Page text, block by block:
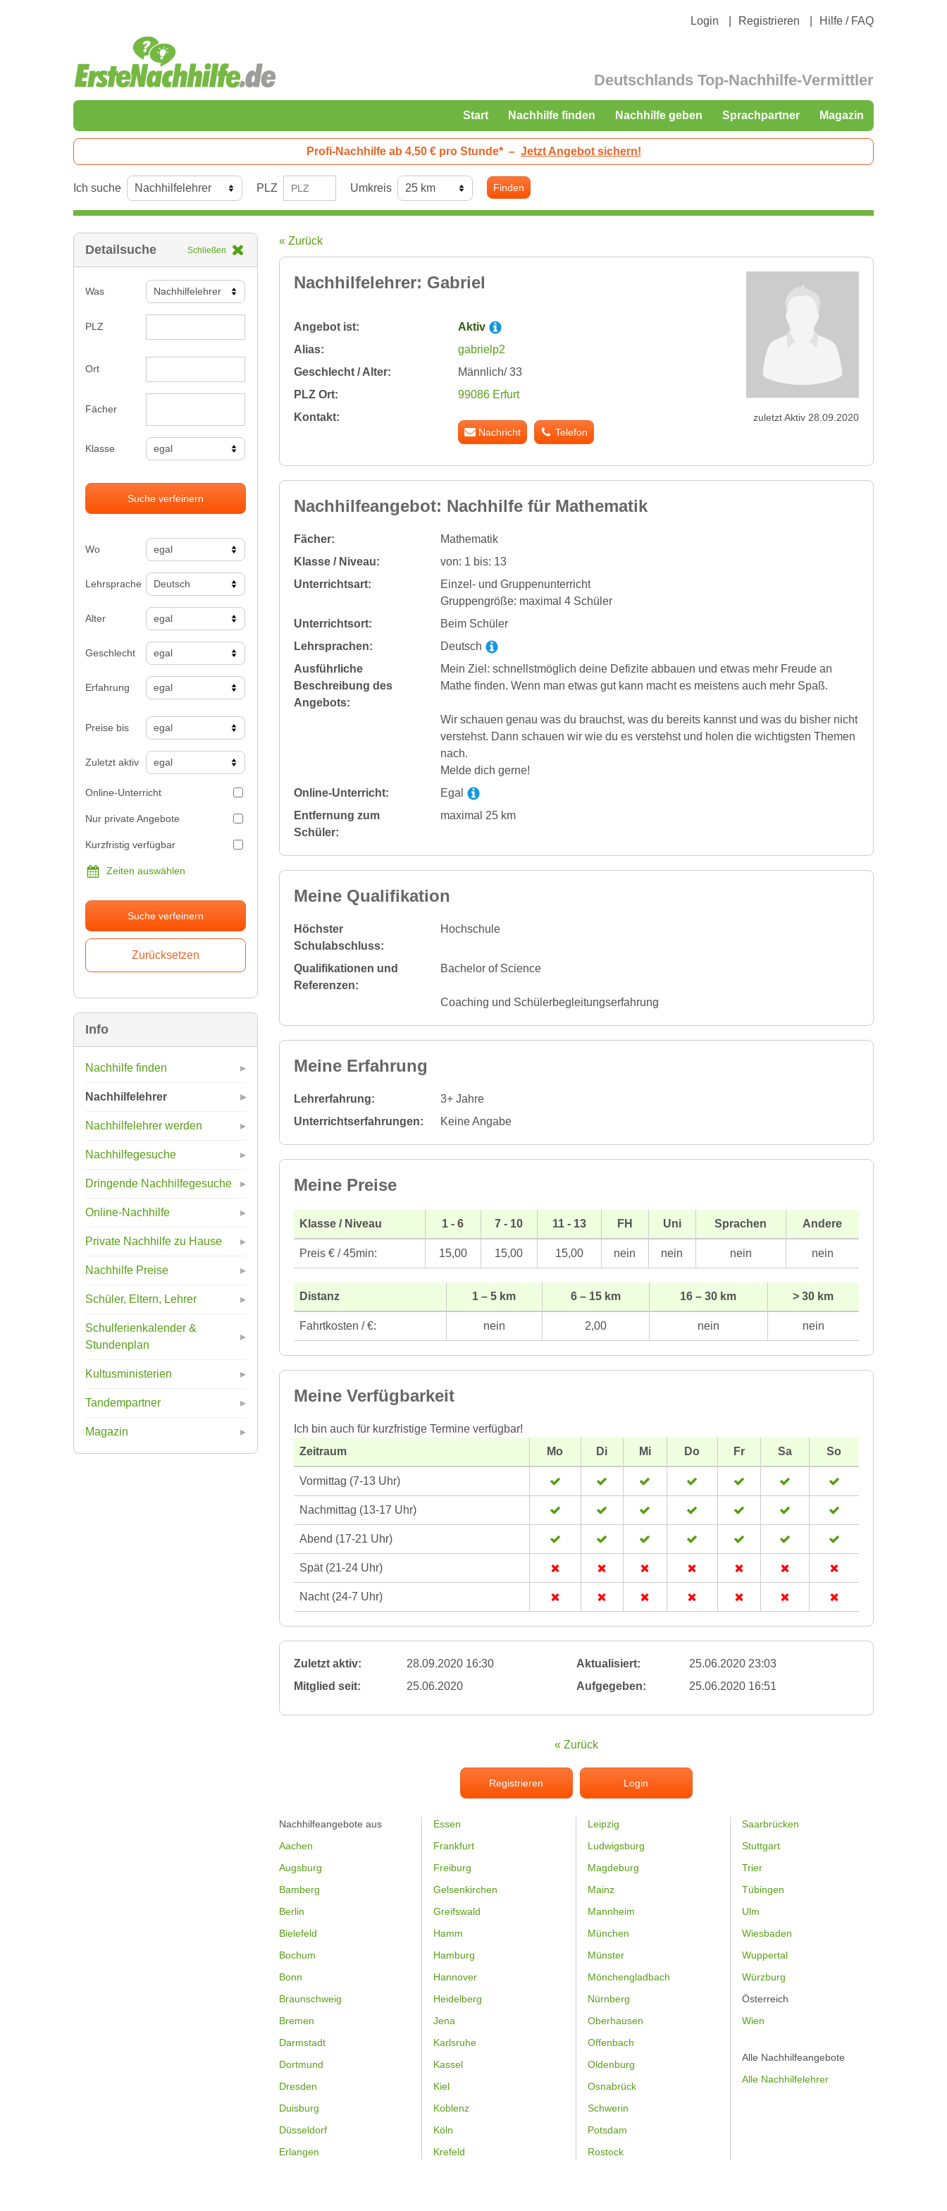
Login Registrieren Hilfe / FAQ
Deutschlands Top-Nachhilfe-Vermittler
Start Nachhilfe finden Nachhilfe geben Sprachpartner Magazin
Profi-Nachhilfe ab 4,50 € pro Stunde* – Jetzt Angebot sichern!
Ich suche PLZ Umkreis Finden
Detailsuche Schließen
Was
PLZ
Ort
Fächer
Klasse
Suche verfeinern
Wo
Lehrsprache
Alter
Geschlecht
Erfahrung
Preise bis
Zuletzt aktiv
Online-Unterricht
Nur private Angebote
Kurzfristig verfügbar
Zeiten auswählen
Suche verfeinern
Info
Nachhilfe finden
Nachhilfelehrer
Nachhilfelehrer werden
Nachhilfegesuche
Dringende Nachhilfegesuche
Online-Nachhilfe
Private Nachhilfe zu Hause
Nachhilfe Preise
Schüler, Eltern, Lehrer
Schulferienkalender &
Stundenplan
Kultusministerien
Tandempartner
Magazin
« Zurück
Nachhilfelehrer: Gabriel
Angebot ist:
Aktiv
Alias:
gabrielp2
Geschlecht / Alter:
Männlich/ 33
PLZ Ort:
99086 Erfurt
Kontakt:
Nachricht Telefon
zuletzt Aktiv 28.09.2020
Nachhilfeangebot: Nachhilfe für Mathematik
Fächer:
Mathematik
Klasse / Niveau:
von: 1 bis: 13
Unterrichtsart:
Einzel- und Gruppenunterricht
Gruppengröße: maximal 4 Schüler
Unterrichtsort:
Beim Schüler
Lehrsprachen:
Deutsch
Ausführliche
Beschreibung des
Angebots:
Mein Ziel: schnellstmöglich deine Defizite abbauen und etwas mehr Freude an
Mathe finden. Wenn man etwas gut kann macht es meistens auch mehr Spaß.
Wir schauen genau was du brauchst, was du bereits kannst und was du bisher nicht
verstehst. Dann schauen wir wie du es verstehst und holen die wichtigsten Themen
nach.
Melde dich gerne!
Online-Unterricht:
Egal
Entfernung zum
Schüler:
maximal 25 km
Meine Qualifikation
Höchster
Schulabschluss:
Hochschule
Qualifikationen und
Referenzen:
Bachelor of Science
Coaching und Schülerbegleitungserfahrung
Meine Erfahrung
Lehrerfahrung:
3+ Jahre
Unterrichtserfahrungen:
Keine Angabe
Meine Preise
Klasse / Niveau 1 - 6 7 - 10 11 - 13 FH Uni Sprachen Andere
Preis € / 45min: 15,00 15,00 15,00 nein nein nein nein
Distanz 1 – 5 km 6 – 15 km 16 – 30 km > 30 km
Fahrtkosten / €: nein 2,00 nein nein
Meine Verfügbarkeit
Ich bin auch für kurzfristige Termine verfügbar!
Zeitraum
Mo Di Mi Do Fr Sa So
Vormittag (7-13 Uhr)
Nachmittag (13-17 Uhr)
Abend (17-21 Uhr)
Spät (21-24 Uhr)
Nacht (24-7 Uhr)
Zuletzt aktiv: 28.09.2020 16:30 Aktualisiert:
25.06.2020 23:03
Mitglied seit:
25.06.2020 Aufgegeben: 25.06.2020 16:51
« Zurück
Registrieren Login
Nachhilfeangebote aus
Aachen
Augsburg
Bamberg
Berlin
Bielefeld
Bochum
Bonn
Braunschweig
Bremen
Darmstadt
Dortmund
Dresden
Duisburg
Düsseldorf
Erlangen
Essen
Frankfurt
Freiburg
Gelsenkirchen
Greifswald
Hamm
Hamburg
Hannover
Heidelberg
Jena
Karlsruhe
Kassel
Kiel
Koblenz
Köln
Krefeld
Leipzig
Ludwigsburg
Magdeburg
Mainz
Mannheim
München
Münster
Mönchengladbach
Nürnberg
Oberhausen
Offenbach
Oldenburg
Osnabrück
Schwerin
Potsdam
Rostock
Saarbrücken
Stuttgart
Trier
Tübingen
Ulm
Wiesbaden
Wuppertal
Würzburg
Österreich
Wien
Alle Nachhilfeangebote
Alle Nachhilfelehrer